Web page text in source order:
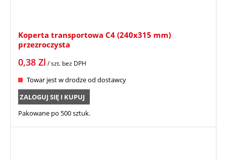
Koperta transportowa C4 (240x315 mm)
przezroczysta
0,38 Zl / szt. bez DPH
Towar jest w drodze od dostawcy
ZALOGUJ SIĘ I KUPUJ
Pakowane po 500 sztuk.